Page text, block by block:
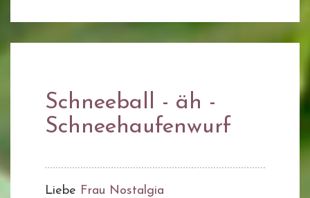
Schneeball - äh -
Schneehaufenwurf
Liebe Frau Nostalgia